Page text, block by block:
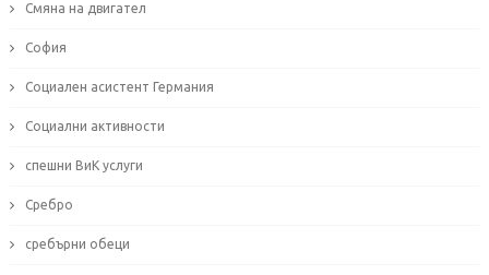
Смяна на двигател
София
Социален асистент Германия
Социални активности
спешни ВиК услуги
Сребро
сребърни обеци